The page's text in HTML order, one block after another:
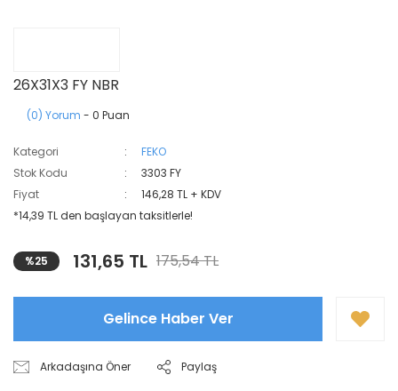
26X31X3 FY NBR
(0) Yorum - 0 Puan
Kategori
FEKO
Stok Kodu
3303 FY
Fiyat
146,28 TL + KDV
*14,39 TL den başlayan taksitlerle!
%25 131,65 TL 175,54 TL
Gelince Haber Ver
Arkadaşına Öner Paylaş